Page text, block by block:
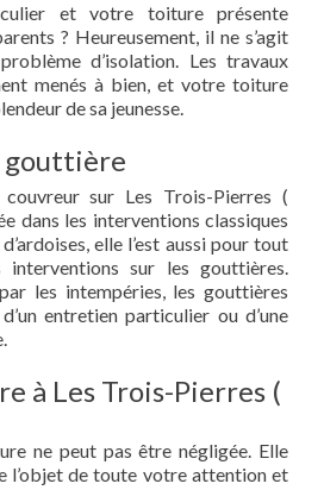
et votre toiture présente
? Heureusement, il ne s’agit
d’isolation. Les travaux
menés à bien, et votre toiture
de sa jeunesse.
gouttière
sur Les Trois-Pierres (
dans les interventions classiques
elle l’est aussi pour tout
sur les gouttières.
les intempéries, les gouttières
entretien particulier ou d’une
à Les Trois-Pierres (
ne peut pas être négligée. Elle
l’objet de toute votre attention et